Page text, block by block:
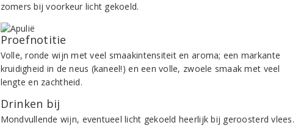
zomers bij voorkeur licht gekoeld.
Proefnotitie
Volle, ronde wijn met veel smaakintensiteit en aroma; een markante
kruidigheid in de neus (kaneel!) en een volle, zwoele smaak met veel
lengte en zachtheid.
Drinken bij
Mondvullende wijn, eventueel licht gekoeld heerlijk bij geroosterd vlees.